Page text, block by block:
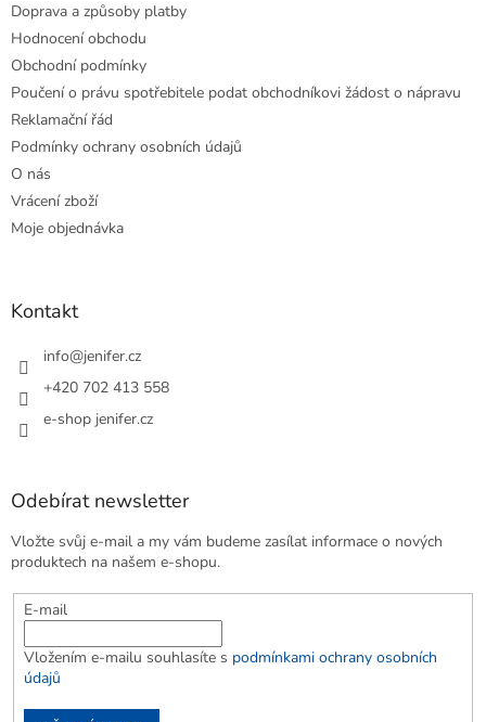
Doprava a způsoby platby
Hodnocení obchodu
Obchodní podmínky
Poučení o právu spotřebitele podat obchodníkovi žádost o nápravu
Reklamační řád
Podmínky ochrany osobních údajů
O nás
Vrácení zboží
Moje objednávka
Kontakt
info@jenifer.cz
+420 702 413 558
e-shop jenifer.cz
Odebírat newsletter
Vložte svůj e-mail a my vám budeme zasílat informace o nových
produktech na našem e-shopu.
E-mail
Vložením e-mailu souhlasíte s podmínkami ochrany osobních
údajů